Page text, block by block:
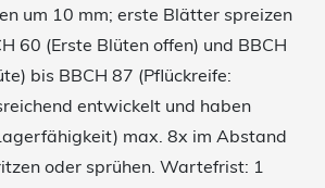
um 10 mm; erste Blätter spreizen
60 (Erste Blüten offen) und BBCH
bis BBCH 87 (Pflückreife:
entwickelt und haben
max. 8x im Abstand
oder sprühen. Wartefrist: 1